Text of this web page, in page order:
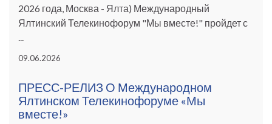
2026 года, Москва - Ялта) Международный
Ялтинский Телекинофорум "Мы вместе!" пройдет с
09.06.2026
ПРЕСС-РЕЛИЗ О Международном
Ялтинском Телекинофоруме «Мы
вместе!»